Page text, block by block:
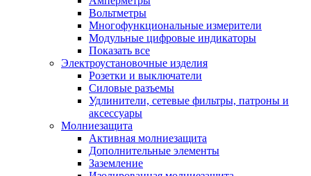
Вольтметры
Многофункциональные измерители
Модульные цифровые индикаторы
Показать все
Электроустановочные изделия
Розетки и выключатели
Силовые разъемы
Удлинители, сетевые фильтры, патроны и
аксессуары
Молниезащита
Активная молниезащита
Дополнительные элементы
Заземление